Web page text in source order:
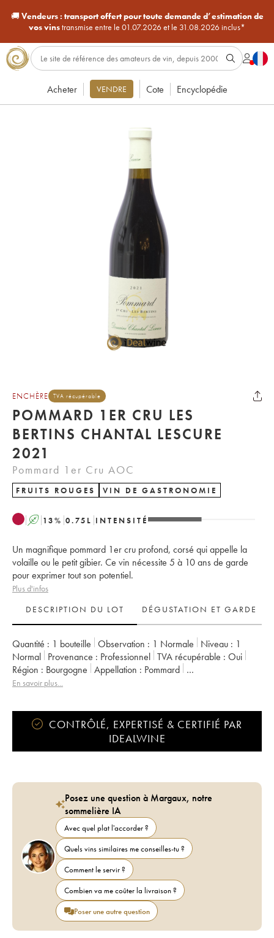
🚚Vendeurs : transport offert pour toute demande d’estimation de
vos vinstransmise entre le 01.07.2026 et le 31.08.2026 inclus*
Acheter VENDRE Cote Encyclopédie
ENCHÈRE TVA récupérable
POMMARD 1ER CRU LES
BERTINS CHANTAL LESCURE
2021
Pommard 1er Cru AOC
FRUITS ROUGES VIN DE GASTRONOMIE
A 13% 0.75 L INTENSITÉ
Un magnifique pommard 1er cru profond, corsé qui appelle la
volaille ou le petit gibier. Ce vin nécessite 5 à 10 ans de garde
pour exprimer tout son potentiel.
Plus d'infos
DESCRIPTION DU LOT
DÉGUSTATION ET GARDE
Quantité : 1 bouteille Observation : 1 Normale Niveau : 1
Normal
Provenance : professionnel TVA récupérable :
oui
Région :
Bourgogne Appellation : Pommard
Classement :
En savoir plus...
CONTRÔLÉ, EXPERTISÉ & CERTIFIÉ PAR
IDEALWINE
Posez une question à Margaux, notre
sommelière IA
Avec quel plat l'accorder ?
Quels vins similaires me conseilles-tu ?
Comment le servir ?
Combien va me coûter la livraison ?
Poser une autre question